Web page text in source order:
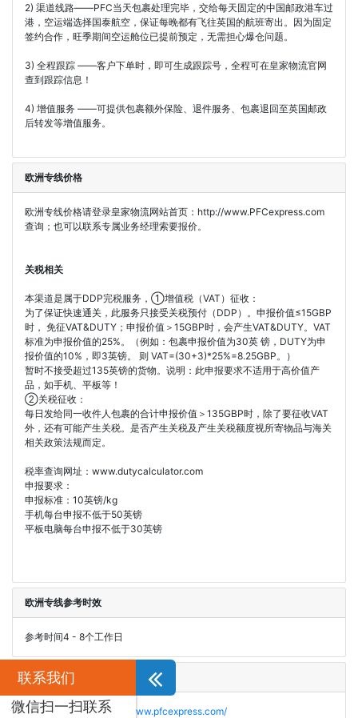
2) 渠道线路——PFC当天包裹处理完毕，交给每天固定的中国邮政港车过
港，空运端选择国泰航空，保证每晚都有飞往英国的航班寄出。因为固定
签约合作，旺季期间空运舱位已提前预定，无需担心爆仓问题。
3) 全程跟踪 ——客户下单时，即可生成跟踪号，全程可在皇家物流官网
查到跟踪信息！
4) 增值服务 ——可提供包裹额外保险、退件服务、包裹退回至英国邮政
后转发等增值服务。
欧洲专线价格
欧洲专线价格请登录皇家物流网站首页：http://www.PFCexpress.com
查询；也可以联系专属业务经理索要报价。
关税相关
本渠道是属于DDP完税服务，①增值税（VAT）征收：
为了保证快速通关，此服务只接受关税预付（DDP）。申报价值≤15GBP
时， 免征VAT&DUTY；申报价值＞15GBP时，会产生VAT&DUTY。VAT
标准为申报价值的25%。（例如：包裹申报价值为30英 镑，DUTY为申
报价值的10%，即3英镑。 则 VAT=(30+3)*25%=8.25GBP。）
暂时不接受超过135英镑的货物。说明：此申报要求不适用于高价值产
品，如手机、平板等！
②关税征收：
每日发给同一收件人包裹的合计申报价值＞135GBP时，除了要征收VAT
外，还有可能产生关税。是否产生关税及产生关税额度视所寄物品与海关
相关政策法规而定。
税率查询网址：www.dutycalculator.com
申报要求：
申报标准：10英镑/kg
手机每台申报不低于50英镑
平板电脑每台申报不低于30英镑
欧洲专线参考时效
参考时间4 - 8个工作日
欧洲专线在线查询
跟踪查询网站为：http://www.pfcexpress.com/
联系我们
微信扫一扫联系